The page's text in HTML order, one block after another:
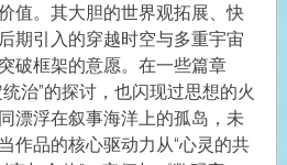
值。其大胆的世界观拓展、快
期引入的穿越时空与多重宇宙
破框架的意愿。在一些篇章
治”的探讨，也闪现过思想的火
漂浮在叙事海洋上的孤岛，未
作品的核心驱动力从“心灵的共